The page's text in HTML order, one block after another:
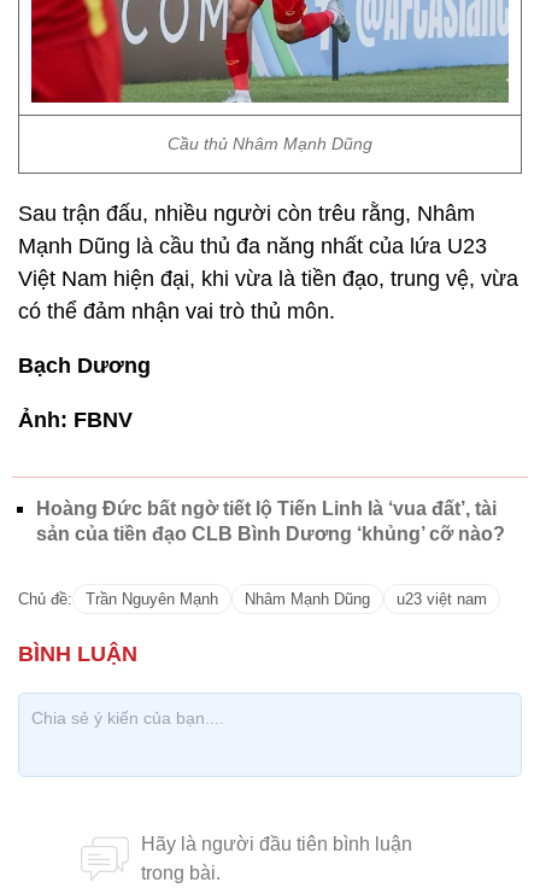
Cầu thủ Nhâm Mạnh Dũng
Sau trận đấu, nhiều người còn trêu rằng, Nhâm
Mạnh Dũng là cầu thủ đa năng nhất của lứa U23
Việt Nam hiện đại, khi vừa là tiền đạo, trung vệ, vừa
có thể đảm nhận vai trò thủ môn.
Bạch Dương
Ảnh: FBNV
Hoàng Đức bất ngờ tiết lộ Tiến Linh là ‘vua đất’, tài
sản của tiền đạo CLB Bình Dương ‘khủng’ cỡ nào?
Chủ đề: Trần Nguyên Mạnh Nhâm Mạnh Dũng u23 việt nam